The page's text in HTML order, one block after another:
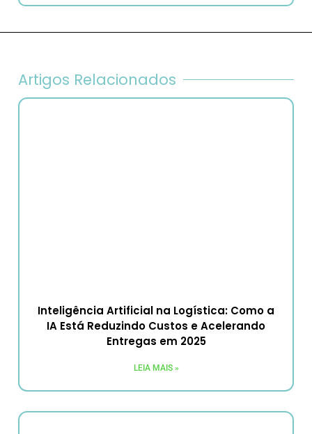
Artigos Relacionados
Inteligência Artificial na Logística: Como a
IA Está Reduzindo Custos e Acelerando
Entregas em 2025
LEIA MAIS »